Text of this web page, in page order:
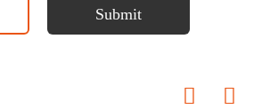
Submit